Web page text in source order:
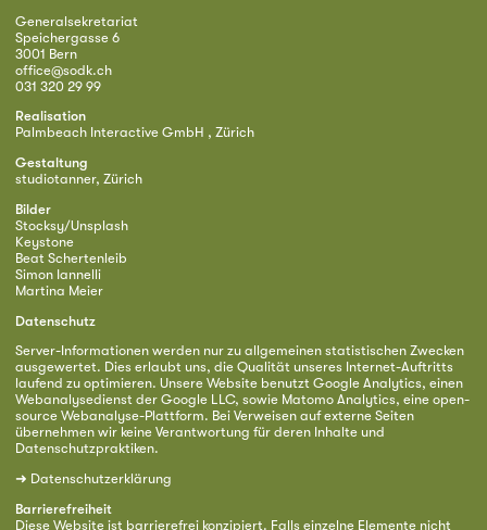
Generalsekretariat
Speichergasse 6
3001 Bern
office@sodk.ch
031 320 29 99
Realisation
Palmbeach Interactive GmbH , Zürich
Gestaltung
studiotanner, Zürich
Bilder
Stocksy/Unsplash
Keystone
Beat Schertenleib
Simon Iannelli
Martina Meier
Datenschutz
Server-Informationen werden nur zu allgemeinen statistischen Zwecken
ausgewertet. Dies erlaubt uns, die Qualität unseres Internet-Auftritts
laufend zu optimieren. Unsere Website benutzt Google Analytics, einen
Webanalysedienst der Google LLC, sowie Matomo Analytics, eine open-
source Webanalyse-Plattform. Bei Verweisen auf externe Seiten
übernehmen wir keine Verantwortung für deren Inhalte und
Datenschutzpraktiken.
➜ Datenschutzerklärung
Barrierefreiheit
Diese Website ist barrierefrei konzipiert. Falls einzelne Elemente nicht